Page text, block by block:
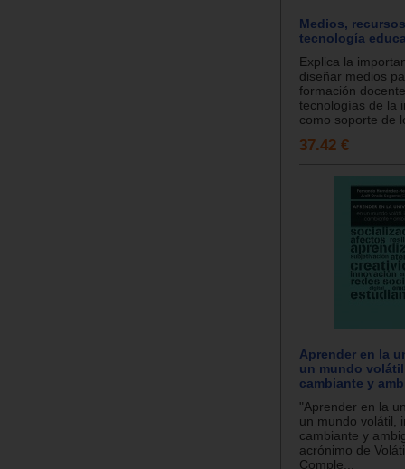
Medios,
tecnología
Explica la
diseñar medios
formación
tecnologías de la
como soporte de
37.42 €
Aprender en la
un mundo
cambiante y
"Aprender en la
un mundo volátil,
cambiante y
acrónimo de
Comple...